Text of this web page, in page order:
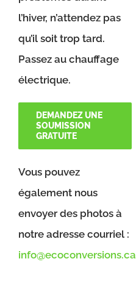
l’hiver, n’attendez pas
qu’il soit trop tard.
Passez au chauffage
électrique.
DEMANDEZ UNE
SOUMISSION
GRATUITE
Vous pouvez
également nous
envoyer des photos à
notre adresse courriel :
info@ecoconversions.ca